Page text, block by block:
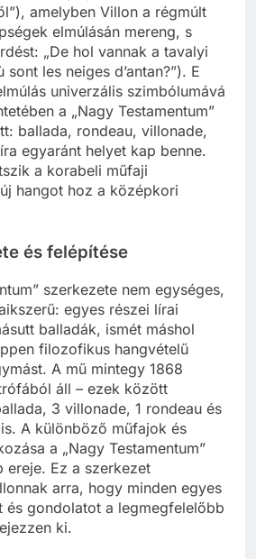
amelyben Villon a régmúlt
elmúlásán mereng, s
„De hol vannak a tavalyi
sont les neiges d’antan?”). E
univerzális szimbólumává
a „Nagy Testamentum”
ballada, rondeau, villonade,
egyaránt helyet kap benne.
a korabeli műfaji
hangot hoz a középkori
és felépítése
szerkezete nem egységes,
egyes részei lírai
balladák, ismét máshol
filozofikus hangvételű
A mű mintegy 1868
áll – ezek között
3 villonade, 1 rondeau és
A különböző műfajok és
a „Nagy Testamentum”
ereje. Ez a szerkezet
arra, hogy minden egyes
és gondolatot a legmegfelelőbb
ki.